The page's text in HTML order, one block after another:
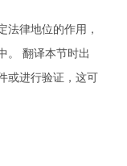
法律地位的作用，
。 翻译本节时出
或进行验证，这可